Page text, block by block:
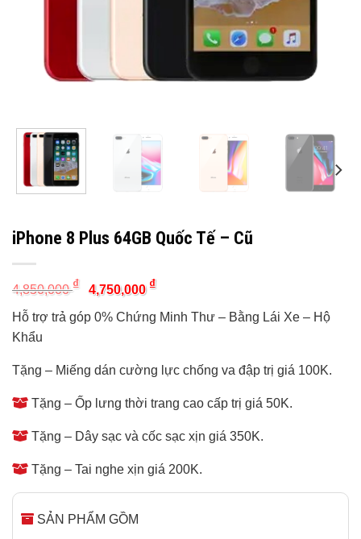
iPhone 8 Plus 64GB Quốc Tế – Cũ
4,850,000₫
Original
price
was:
4,850,000 ₫.
4,750,000 ₫Current
is:
4,750,000 ₫.
Hỗ trợ trả góp 0% Chứng Minh Thư – Bằng Lái Xe – Hộ
Khẩu
Tặng – Miếng dán cường lực chống va đập trị giá 100K.
Tặng – Ốp lưng thời trang cao cấp trị giá 50K.
Tặng – Dây sạc và cốc sạc xịn giá 350K.
Tặng – Tai nghe xịn giá 200K.
SẢN PHẨM GỒM